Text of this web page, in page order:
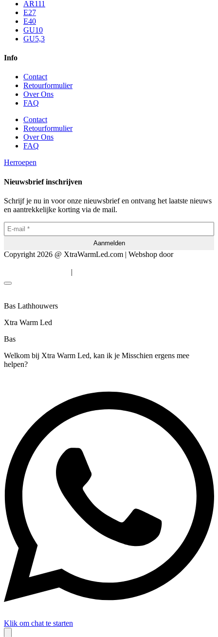
AR111
E27
E40
GU10
GU5,3
Info
Contact
Retourformulier
Over Ons
FAQ
Contact
Retourformulier
Over Ons
FAQ
Herroepen
Nieuwsbrief inschrijven
Schrijf je nu in voor onze nieuwsbrief en ontvang het laatste nieuws
en aantrekkelijke korting via de mail.
Copyright 2026 @ XtraWarmLed.com | Webshop door
|
Bas Lathhouwers
Xtra Warm Led
Bas
Welkom bij Xtra Warm Led, kan ik je Misschien ergens mee
helpen?
Klik om chat te starten